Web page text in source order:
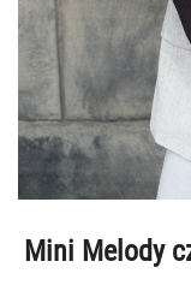
Mini Melody